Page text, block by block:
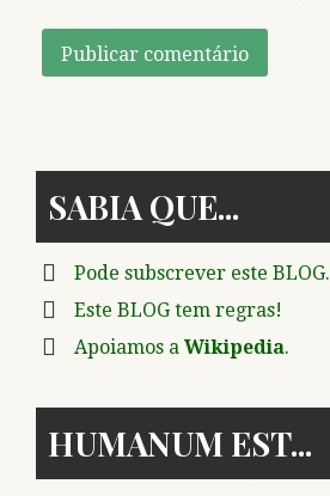
SABIA QUE
Pode subscrever este BLOG.
Este BLOG tem regras!
Apoiamos a Wikipedia.
HUMANUM EST